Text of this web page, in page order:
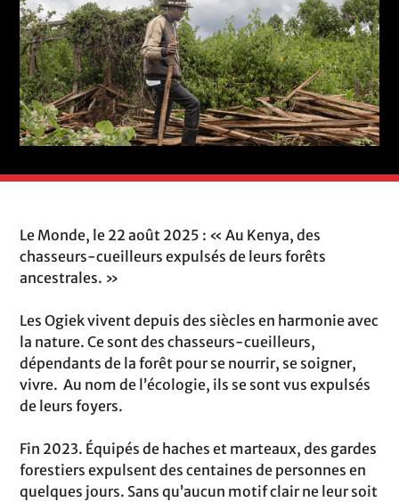
Le Monde, le 22 août 2025 : « Au Kenya, des
chasseurs-cueilleurs expulsés de leurs forêts
ancestrales. »
Les Ogiek vivent depuis des siècles en harmonie avec
la nature. Ce sont des chasseurs-cueilleurs,
dépendants de la forêt pour se nourrir, se soigner,
vivre. Au nom de l’écologie, ils se sont vus expulsés
de leurs foyers.
Fin 2023. Équipés de haches et marteaux, des gardes
forestiers expulsent des centaines de personnes en
quelques jours. Sans qu’aucun motif clair ne leur soit